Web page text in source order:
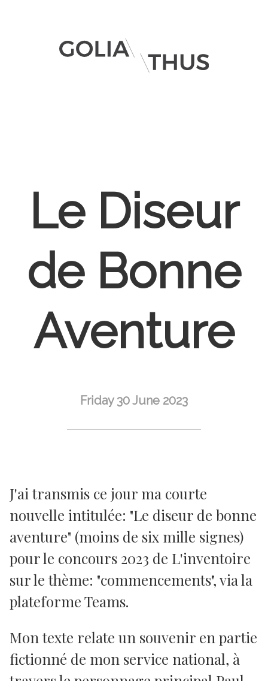
Le Diseur
de Bonne
Aventure
Friday 30 June 2023
J'ai transmis ce jour ma courte
nouvelle intitulée: "Le diseur de bonne
aventure" (moins de six mille signes)
pour le concours 2023 de L'inventoire
sur le thème: "commencements", via la
plateforme Teams.
Mon texte relate un souvenir en partie
fictionné de mon service national, à